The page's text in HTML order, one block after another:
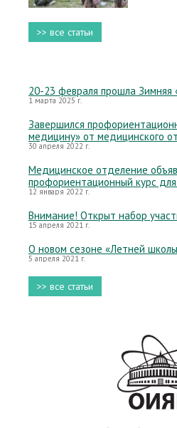
>> все статьи
20-23 февраля прошла Зимняя
1 марта 2025 г.
Завершился
медицину» от медицинского
30 апреля 2022 г.
Медицинское отделение
профориентационный курс
12 января 2022 г.
Внимание! Открыт набор
15 апреля 2021 г.
О новом сезоне «Летней
5 апреля 2021 г.
>> все статьи